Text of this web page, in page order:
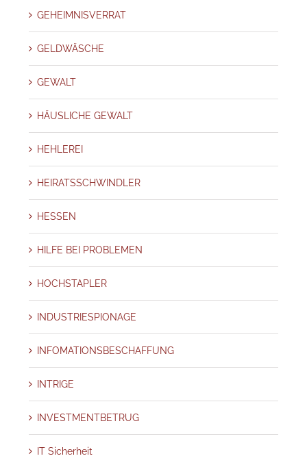
GEHEIMNISVERRAT
GELDWÄSCHE
GEWALT
HÄUSLICHE GEWALT
HEHLEREI
HEIRATSSCHWINDLER
HESSEN
HILFE BEI PROBLEMEN
HOCHSTAPLER
INDUSTRIESPIONAGE
INFOMATIONSBESCHAFFUNG
INTRIGE
INVESTMENTBETRUG
IT Sicherheit